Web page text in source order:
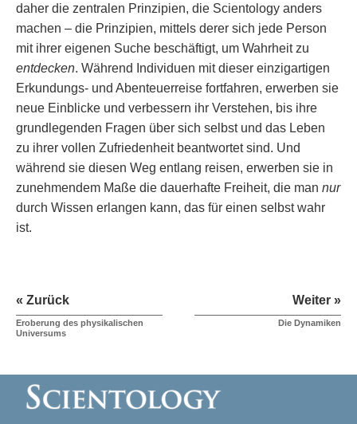
daher die zentralen Prinzipien, die Scientology anders
machen – die Prinzipien, mittels derer sich jede Person
mit ihrer eigenen Suche beschäftigt, um Wahrheit zu
entdecken. Während Individuen mit dieser einzigartigen
Erkundungs- und Abenteuerreise fortfahren, erwerben sie
neue Einblicke und verbessern ihr Verstehen, bis ihre
grundlegenden Fragen über sich selbst und das Leben
zu ihrer vollen Zufriedenheit beantwortet sind. Und
während sie diesen Weg entlang reisen, erwerben sie in
zunehmendem Maße die dauerhafte Freiheit, die man nur
durch Wissen erlangen kann, das für einen selbst wahr
ist.
« Zurück
Eroberung des physikalischen
Universums
Weiter »
Die Dynamiken